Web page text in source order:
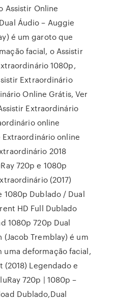
Assistir Online
Áudio – Auggie
é um garoto que
facial, o Assistir
1080p,
Extraordinário
Online Grátis, Ver
Extraordinário
online
online
2018
720p e 1080p
(2017)
1080p Dublado / Dual
HD Full Dublado
1080p 720p Dual
(Jacob Tremblay) é um
deformação facial,
Legendado e
720p | 1080p –
Dublado,Dual